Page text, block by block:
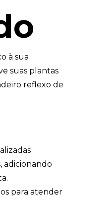
à sua
suas plantas
reflexo de
adicionando
para atender